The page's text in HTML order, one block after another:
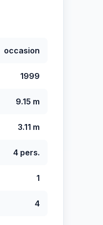
occasion
1999
9.15 m
3.11 m
4 pers.
1
4